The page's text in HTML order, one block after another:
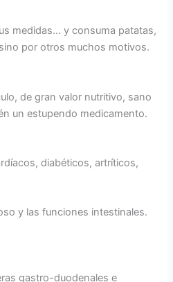
medidas… y consuma patatas,
por otros muchos motivos.
de gran valor nutritivo, sano
un estupendo medicamento.
diabéticos, artríticos,
y las funciones intestinales.
gastro-duodenales e